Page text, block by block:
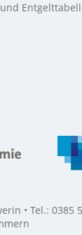
• Tel.: 0385